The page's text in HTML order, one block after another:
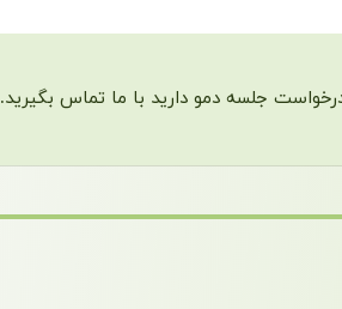
جلسه دمو دارید با ما تماس بگیرید.